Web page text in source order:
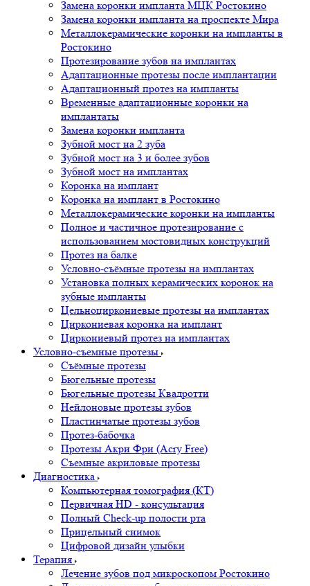
Замена коронки импланта МЦК Ростокино
Замена коронки импланта на проспекте Мира
Металлокерамические коронки на импланты в
Ростокино
Протезирование зубов на имплантах
Адаптационные протезы после имплантации
Адаптационный протез на импланты
Временные адаптационные коронки на
имплантаты
Замена коронки импланта
Зубной мост на 2 зуба
Зубной мост на 3 и более зубов
Зубной мост на имплантах
Коронка на имплант
Коронка на имплант в Ростокино
Металлокерамические коронки на импланты
Полное и частичное протезирование с
использованием мостовидных конструкций
Протез на балке
Условно-съёмные протезы на имплантах
Установка полных керамических коронок на
зубные импланты
Цельноциркониевые протезы на имплантах
Циркониевая коронка на имплант
Циркониевый протез на имплантах
Условно-съемные протезы
Съёмные протезы
Бюгельные протезы
Бюгельные протезы Квадротти
Нейлоновые протезы зубов
Пластинчатые протезы зубов
Протез-бабочка
Протезы Акри Фри (Acry Free)
Съемные акриловые протезы
Диагностика
Компьютерная томография (КТ)
Первичная HD - консультация
Полный Check-up полости рта
Прицельный снимок
Цифровой дизайн улыбки
Терапия
Лечение зубов под микроскопом Ростокино